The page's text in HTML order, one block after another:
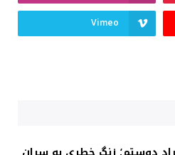
Vimeo